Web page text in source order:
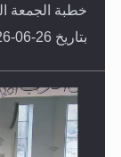
خطبة الجمعة
بتاريخ 26-06-2026